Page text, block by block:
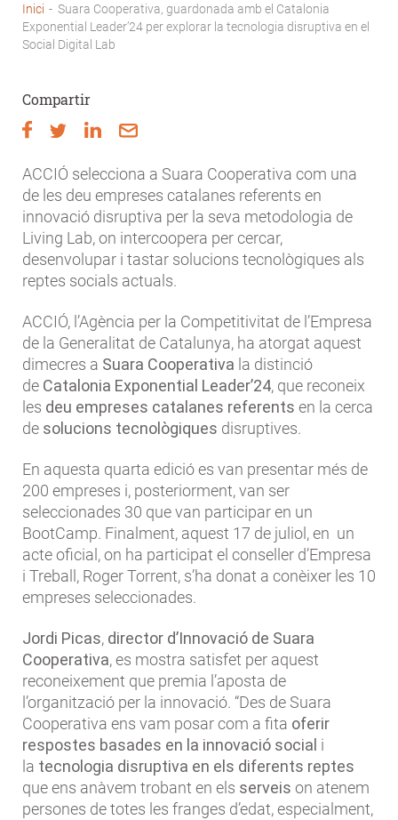
Fil
d'Ariadna
Inici - Suara Cooperativa, guardonada amb el Catalonia
Exponential Leader’24 per explorar la tecnologia disruptiva en el
Social Digital Lab
Compartir
ACCIÓ selecciona a Suara Cooperativa com una
de les deu empreses catalanes referents en
innovació disruptiva per la seva metodologia de
Living Lab, on intercoopera per cercar,
desenvolupar i tastar solucions tecnològiques als
reptes socials actuals.
ACCIÓ, l’Agència per la Competitivitat de l’Empresa
de la Generalitat de Catalunya, ha atorgat aquest
dimecres a Suara Cooperativa la distinció
de Catalonia Exponential Leader’24, que reconeix
les deu empreses catalanes referents en la cerca
de solucions tecnològiques disruptives.
En aquesta quarta edició es van presentar més de
200 empreses i, posteriorment, van ser
seleccionades 30 que van participar en un
BootCamp. Finalment, aquest 17 de juliol, en un
acte oficial, on ha participat el conseller d’Empresa
i Treball, Roger Torrent, s’ha donat a conèixer les 10
empreses seleccionades.
Jordi Picas, director d’Innovació de Suara
Cooperativa, es mostra satisfet per aquest
reconeixement que premia l’aposta de
l’organització per la innovació. “Des de Suara
Cooperativa ens vam posar com a fita oferir
respostes basades en la innovació social i
la tecnologia disruptiva en els diferents reptes
que ens anàvem trobant en els serveis on atenem
persones de totes les franges d’edat, especialment,